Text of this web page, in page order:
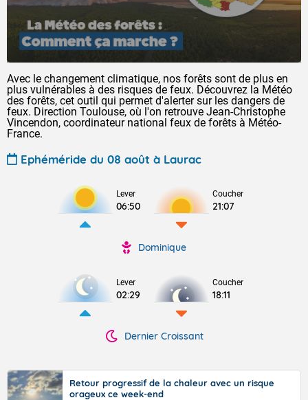
Avec le changement climatique, nos forêts sont de plus en
plus vulnérables à des risques de feux. Découvrez la Météo
des forêts, cet outil qui permet d'alerter sur les dangers de
feux. Direction Toulouse, où l'on retrouve Jean-Christophe
Vincendon, coordinateur national feux de forêts à Météo-
France.
Ephéméride du 08 août à Laurac
Lever
06:50
Coucher
21:07
Dominique
Lever
02:29
Coucher
18:11
Dernier Croissant
Retour progressif de la chaleur avec un risque
orageux ce week-end